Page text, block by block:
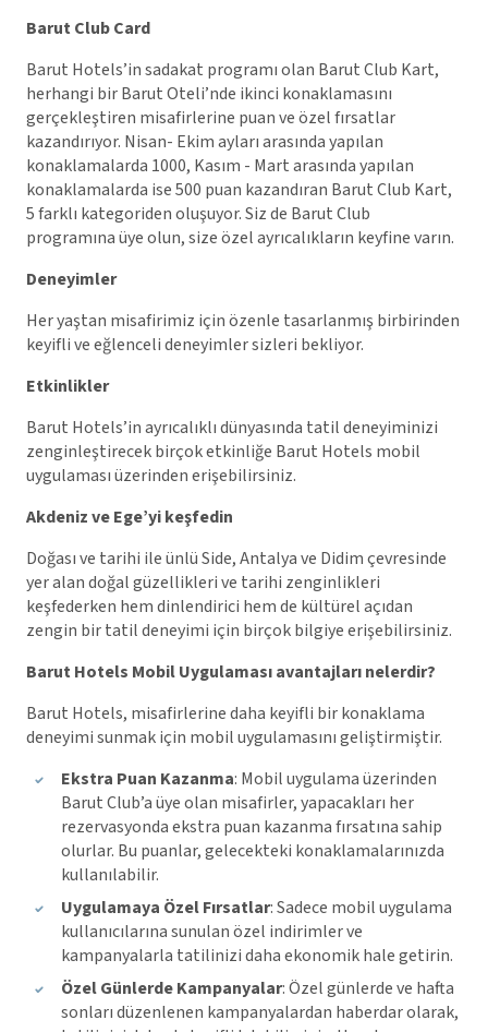
Barut Club Card
Barut Hotels’in sadakat programı olan Barut Club Kart,
herhangi bir Barut Oteli’nde ikinci konaklamasını
gerçekleştiren misafirlerine puan ve özel fırsatlar
kazandırıyor. Nisan- Ekim ayları arasında yapılan
konaklamalarda 1000, Kasım - Mart arasında yapılan
konaklamalarda ise 500 puan kazandıran Barut Club Kart,
5 farklı kategoriden oluşuyor. Siz de Barut Club
programına üye olun, size özel ayrıcalıkların keyfine varın.
Deneyimler
Her yaştan misafirimiz için özenle tasarlanmış birbirinden
keyifli ve eğlenceli deneyimler sizleri bekliyor.
Etkinlikler
Barut Hotels’in ayrıcalıklı dünyasında tatil deneyiminizi
zenginleştirecek birçok etkinliğe Barut Hotels mobil
uygulaması üzerinden erişebilirsiniz.
Akdeniz ve Ege’yi keşfedin
Doğası ve tarihi ile ünlü Side, Antalya ve Didim çevresinde
yer alan doğal güzellikleri ve tarihi zenginlikleri
keşfederken hem dinlendirici hem de kültürel açıdan
zengin bir tatil deneyimi için birçok bilgiye erişebilirsiniz.
Barut Hotels Mobil Uygulaması avantajları nelerdir?
Barut Hotels, misafirlerine daha keyifli bir konaklama
deneyimi sunmak için mobil uygulamasını geliştirmiştir.
Ekstra Puan Kazanma: Mobil uygulama üzerinden
Barut Club’a üye olan misafirler, yapacakları her
rezervasyonda ekstra puan kazanma fırsatına sahip
olurlar. Bu puanlar, gelecekteki konaklamalarınızda
kullanılabilir.
Uygulamaya Özel Fırsatlar: Sadece mobil uygulama
kullanıcılarına sunulan özel indirimler ve
kampanyalarla tatilinizi daha ekonomik hale getirin.
Özel Günlerde Kampanyalar: Özel günlerde ve hafta
sonları düzenlenen kampanyalardan haberdar olarak,